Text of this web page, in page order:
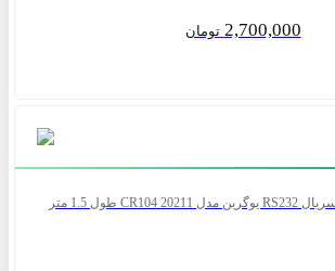
2,700,000 تومان